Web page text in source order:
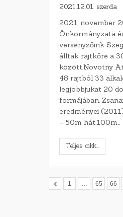
2021.12.01. szerda
2021. november
Önkormányzata
versenyzőink
álltak rajtkőre a
között.Novotny
48 rajtból 33
legjobbjukat 20
formájában.
eredményei
– 50m hát,100m…
Teljes cikk...
1 … 65 66